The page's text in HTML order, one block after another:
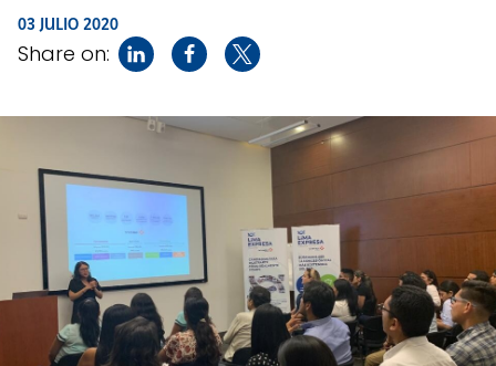
03 JULIO 2020
Share on: